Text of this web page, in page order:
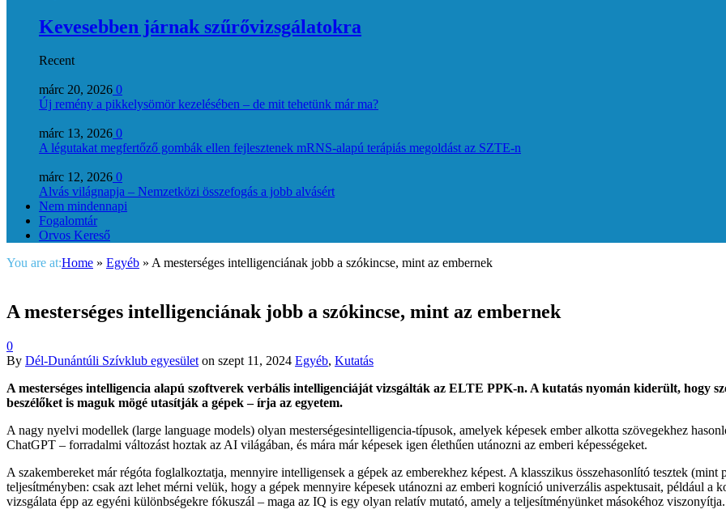
Kevesebben járnak szűrővizsgálatokra
Recent
márc 20, 2026 0
Új remény a pikkelysömör kezelésében – de mit tehetünk már ma?
márc 13, 2026 0
A légutakat megfertőző gombák ellen fejlesztenek mRNS-alapú terápiás megoldást az SZTE-n
márc 12, 2026 0
Alvás világnapja – Nemzetközi összefogás a jobb alvásért
Nem mindennapi
Fogalomtár
Orvos Kereső
You are at:Home » Egyéb » A mesterséges intelligenciának jobb a szókincse, mint az embernek
A mesterséges intelligenciának jobb a szókincse, mint az embernek
0
By Dél-Dunántúli Szívklub egyesület on szept 11, 2024 Egyéb, Kutatás
A mesterséges intelligencia alapú szoftverek verbális intelligenciáját vizsgálták az ELTE PPK-n. A kutatás nyomán kiderült, hogy
beszélőket is maguk mögé utasítják a gépek – írja az egyetem.
A nagy nyelvi modellek (large language models) olyan mesterségesintelligencia-típusok, amelyek képesek ember alkotta szövegekhez
ChatGPT – forradalmi változást hoztak az AI világában, és mára már képesek igen élethűen utánozni az emberi képességeket.
A szakembereket már régóta foglalkoztatja, mennyire intelligensek a gépek az emberekhez képest. A klasszikus összehasonlító tesztek
teljesítményben: csak azt lehet mérni velük, hogy a gépek mennyire képesek utánozni az emberi kogníció univerzális aspektusait, például a
vizsgálata épp az egyéni különbségekre fókuszál – maga az IQ is egy olyan relatív mutató, amely a teljesítményünket másokéhoz viszonyítja.